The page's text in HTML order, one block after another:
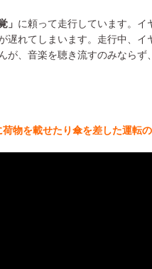
」 に頼って走行しています。
遅れてしまいます。走行中、
が、音楽を聴き流すのみなら
物を載せたり傘を差した運転